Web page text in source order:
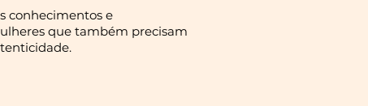
conhecimentos e
que também precisam